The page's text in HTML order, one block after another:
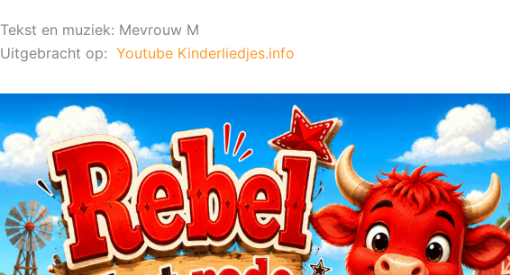
Tekst en muziek: Mevrouw M
Uitgebracht op: Youtube Kinderliedjes.info